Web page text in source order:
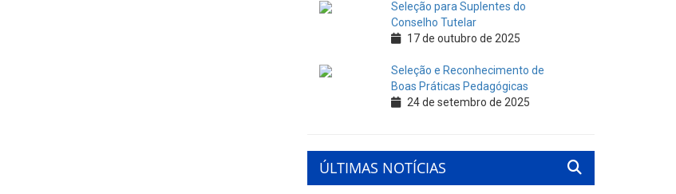
Seleção para Suplentes do
Conselho Tutelar
17 de outubro de 2025
Seleção e Reconhecimento de
Boas Práticas Pedagógicas
24 de setembro de 2025
ÚLTIMAS NOTÍCIAS